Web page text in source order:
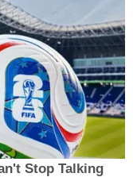
Stop Talking